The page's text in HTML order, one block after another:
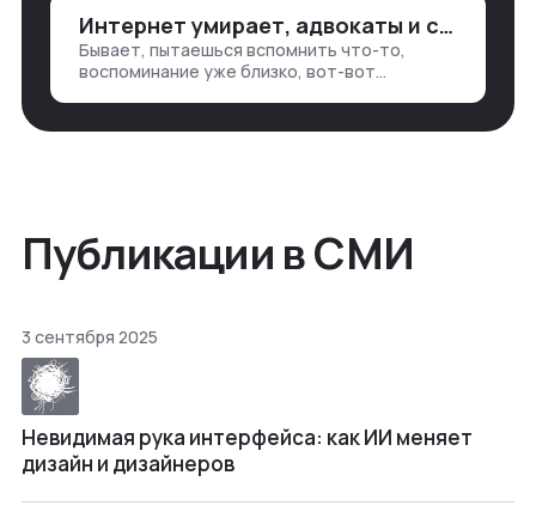
хватаешь у клиента: е…
Интернет умирает, адвокаты и судьи в растерянности, а я хочу песню
Бывает, пытаешься вспомнить что-то,
воспоминание уже близко, вот-вот
неделями, если сильно не повезе…
Публикации в СМИ
3 сентября 2025
Невидимая рука интерфейса: как ИИ меняет
дизайн и дизайнеров